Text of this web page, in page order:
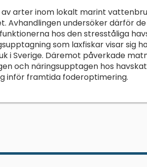
arter inom lokalt marint
Avhandlingen undersöker därför de
hos den stresståliga
som laxfiskar visar sig
i Sverige. Däremot påverkade
och näringsupptagen hos
inför framtida foderoptimering.